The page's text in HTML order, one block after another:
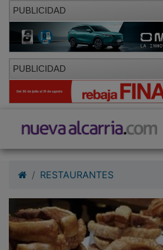
PUBLICIDAD
PUBLICIDAD